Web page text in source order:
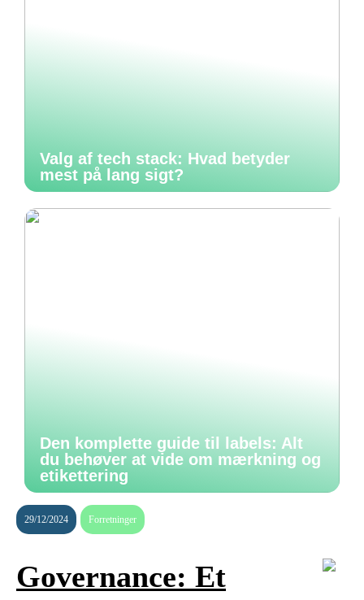
Valg af tech stack: Hvad betyder
mest på lang sigt?
Den komplette guide til labels: Alt
du behøver at vide om mærkning og
etikettering
29/12/2024 Forretninger
Governance: Et